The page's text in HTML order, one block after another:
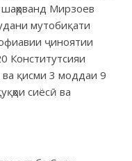
Мирзоев
мутобиқати
ҷиноятии
Конститутсияи
ва қисми 3 моддаи 9
сиёсӣ ва